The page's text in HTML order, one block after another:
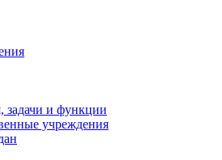
задачи и функции
учреждения